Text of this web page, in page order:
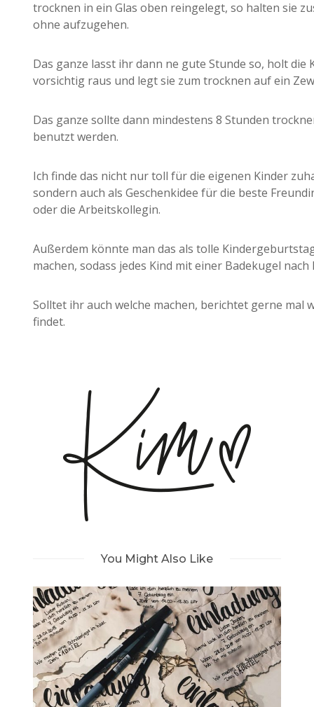
trocknen in ein Glas oben reingelegt, so halten sie
ohne aufzugehen.
Das ganze lasst ihr dann ne gute Stunde so, holt die
vorsichtig raus und legt sie zum trocknen auf ein
Das ganze sollte dann mindestens 8 Stunden
benutzt werden.
Ich finde das nicht nur toll für die eigenen Kinder
sondern auch als Geschenkidee für die beste
oder die Arbeitskollegin.
Außerdem könnte man das als tolle
machen, sodass jedes Kind mit einer Badekugel nach
Solltet ihr auch welche machen, berichtet gerne mal
findet.
You Might Also Like